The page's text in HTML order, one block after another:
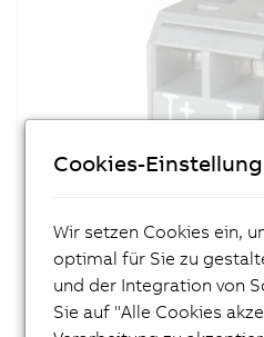
MATERIALNUMMER:
0TB2102.4121
Cookies-
Wir setzen Cookies ein,
optimal für Sie zu
und der Integration von
Sie auf "Alle Cookies